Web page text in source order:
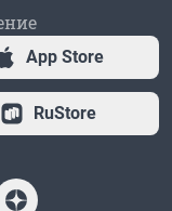
App Store
RuStore